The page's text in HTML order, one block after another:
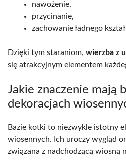
nawożenie,
przycinanie,
zachowanie ładnego
Dzięki tym staraniom, wierzba z
się atrakcyjnym elementem
Jakie znaczenie mają
dekoracjach
Bazie kotki to niezwykle istotny
wiosennych. Ich uroczy wygląd
związana z nadchodzącą wiosną